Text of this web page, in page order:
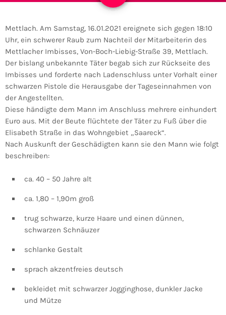
Mettlach. Am Samstag, 16.01.2021 ereignete sich gegen 18:10
Uhr, ein schwerer Raub zum Nachteil der Mitarbeiterin des
Mettlacher Imbisses, Von-Boch-Liebig-Straße 39, Mettlach.
Der bislang unbekannte Täter begab sich zur Rückseite des
Imbisses und forderte nach Ladenschluss unter Vorhalt einer
schwarzen Pistole die Herausgabe der Tageseinnahmen von
der Angestellten.
Diese händigte dem Mann im Anschluss mehrere einhundert
Euro aus. Mit der Beute flüchtete der Täter zu Fuß über die
Elisabeth Straße in das Wohngebiet „Saareck“.
Nach Auskunft der Geschädigten kann sie den Mann wie folgt
beschreiben:
ca. 40 – 50 Jahre alt
ca. 1,80 – 1,90m groß
trug schwarze, kurze Haare und einen dünnen,
schwarzen Schnäuzer
schlanke Gestalt
sprach akzentfreies deutsch
bekleidet mit schwarzer Jogginghose, dunkler Jacke
und Mütze